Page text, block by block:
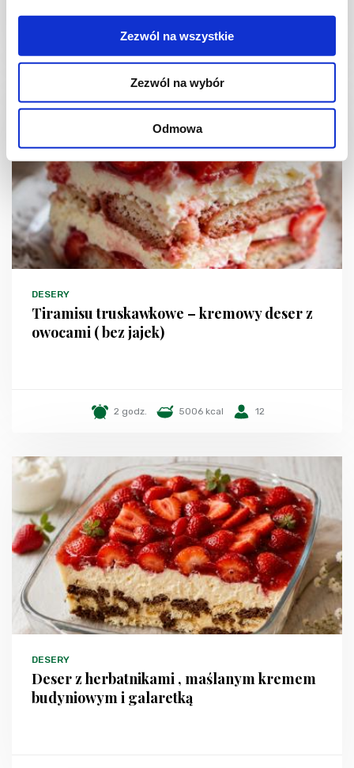
Zezwól na wszystkie
Zezwól na wybór
Odmowa
922 kcal
DESERY
Tiramisu truskawkowe – kremowy deser z
owocami ( bez jajek)
2 godz. 5006 kcal 12
DESERY
Deser z herbatnikami , maślanym kremem
budyniowym i galaretką